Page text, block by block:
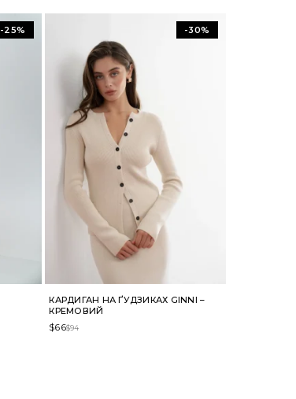
-25% -30%
КАРДИГАН НА ҐУДЗИКАХ GINNI –
КРЕМОВИЙ
$94
$66